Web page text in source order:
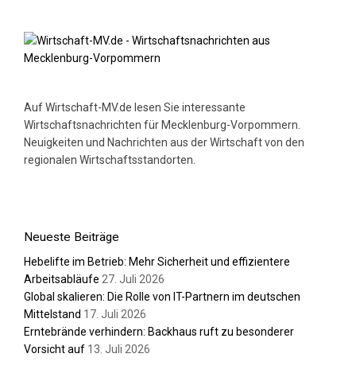
Auf Wirtschaft-MV.de lesen Sie interessante
Wirtschaftsnachrichten für Mecklenburg-Vorpommern.
Neuigkeiten und Nachrichten aus der Wirtschaft von den
regionalen Wirtschaftsstandorten.
Neueste Beiträge
Hebelifte im Betrieb: Mehr Sicherheit und effizientere
Arbeitsabläufe 27. Juli 2026
Global skalieren: Die Rolle von IT-Partnern im deutschen
Mittelstand 17. Juli 2026
Erntebrände verhindern: Backhaus ruft zu besonderer
Vorsicht auf 13. Juli 2026